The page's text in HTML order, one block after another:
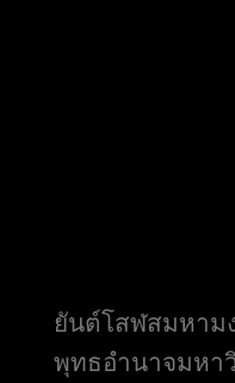
ยันต์โสฬสมหาม
พุทธอำนาจมหา